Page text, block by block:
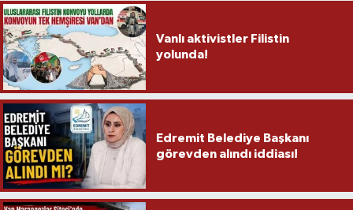
Vanlı aktivistler Filistin
yolunda!
Edremit Belediye Başkanı
görevden alındı iddiası!